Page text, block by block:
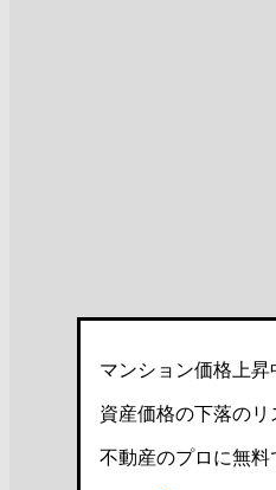
マンション価格上昇
資産価格の下落のリ
不動産のプロに無料